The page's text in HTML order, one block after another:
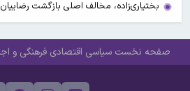
بختیاری‌زاده، مخالف اصلی بازگشت
صفحه نخست سیاسی اقتصادی فرهنگی و